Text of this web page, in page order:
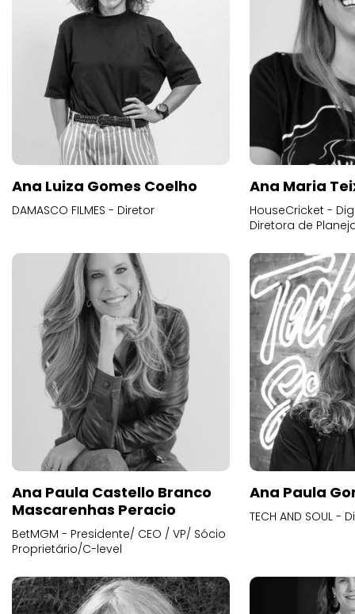
Ana Luiza Gomes Coelho
DAMASCO FILMES - Diretor
Ana Maria
HouseCricket -
Diretora de
Ana Paula Castello Branco
Mascarenhas Peracio
BetMGM - Presidente/ CEO / VP/ Sócio
Proprietário/C-level
Ana Paula
TECH AND SOUL